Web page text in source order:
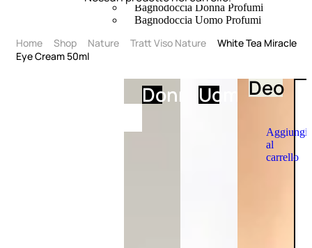
Bagnodoccia Donna Profumi
Bagnodoccia Uomo Profumi
DonnaUomoDeo
Aggiungi
al
carrello
Home Shop Nature Tratt Viso Nature
White Tea Miracle
Eye Cream 50ml